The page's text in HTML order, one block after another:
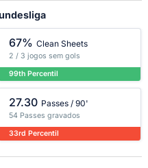
67% Clean Sheets
2 / 3 jogos sem gols
99th Percentil
27.30 Passes / 90'
54 Passes gravados
33rd Percentil